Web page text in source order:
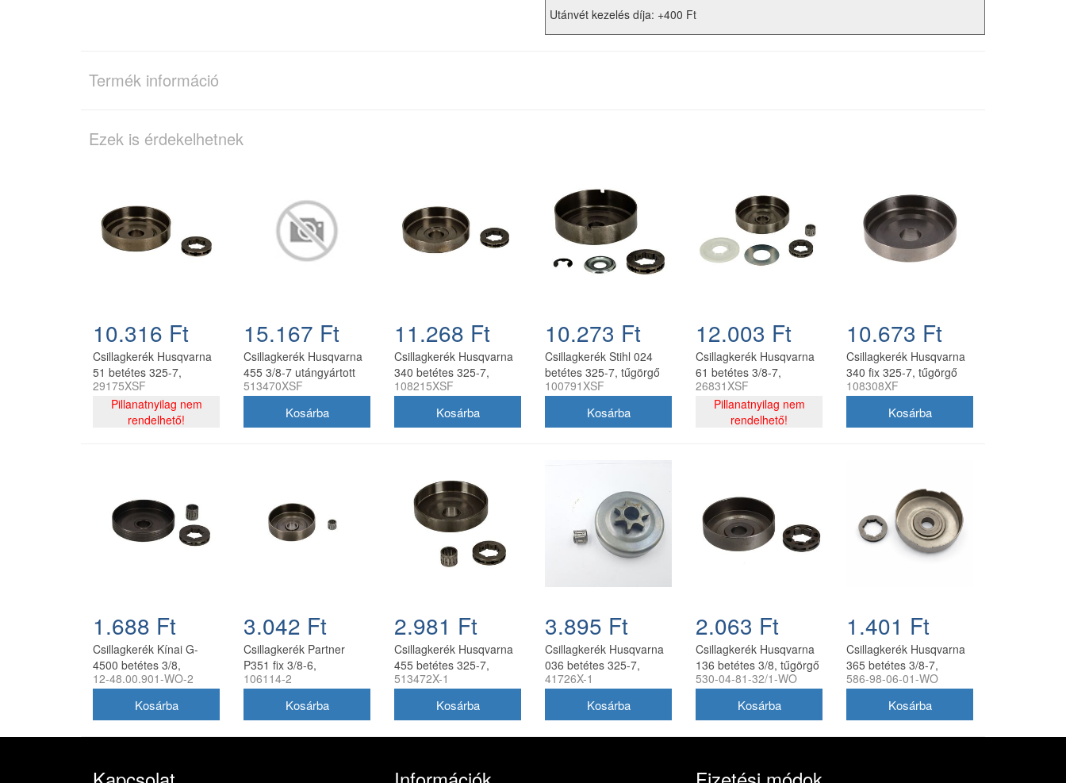
Utánvét kezelés díja: +400 Ft
Termék információ
Ezek is érdekelhetnek
10.316 Ft
Csillagkerék Husqvarna
51 betétes 325-7,
tűgörgő nélkül oregon
utángyártott
29175XSF
Pillanatnyilag nem
rendelhető!
15.167 Ft
Csillagkerék Husqvarna
455 3/8-7 utángyártott
513470XSF
11.268 Ft
Csillagkerék Husqvarna
340 betétes 325-7,
tűgörgő nélkül oregon
108215XSF
10.273 Ft
Csillagkerék Stihl 024
betétes 325-7, tűgörgő
nélkül oregon
100791XSF
12.003 Ft
Csillagkerék Husqvarna
61 betétes 3/8-7,
tűgörgővel oregon
utángyártott
26831XSF
Pillanatnyilag nem
rendelhető!
10.673 Ft
Csillagkerék Husqvarna
340 fix 325-7, tűgörgő
nélkül oregon
108308XF
1.688 Ft
Csillagkerék Kínai G-
4500 betétes 3/8,
tűgörgővel utángyártott
12-48.00.901-WO-2
3.042 Ft
Csillagkerék Partner
P351 fix 3/8-6,
tűgörgővel utángyártott
106114-2
2.981 Ft
Csillagkerék Husqvarna
455 betétes 325-7,
tűgörgővel utángyártott
513472X-1
3.895 Ft
Csillagkerék Husqvarna
036 betétes 325-7,
tűgörgővel utángyártott
41726X-1
2.063 Ft
Csillagkerék Husqvarna
136 betétes 3/8, tűgörgő
nélkül utángyártott
530-04-81-32/1-WO
1.401 Ft
Csillagkerék Husqvarna
365 betétes 3/8-7,
tűgörgő nélkül
586-98-06-01-WO